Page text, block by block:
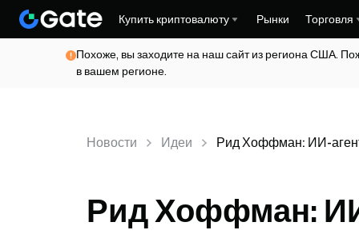
Купить криптовалюту Рынки Торговля
Похоже, вы заходите на наш сайт из региона США.
в вашем регионе.
Новости Идеи Рид Хоффман: ИИ-
Рид Хоффман: